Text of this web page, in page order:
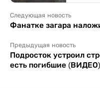
Следующая новость
Фанатке загара
Предыдущая новость
Подросток устроил
есть погибшие (ВИДЕО)